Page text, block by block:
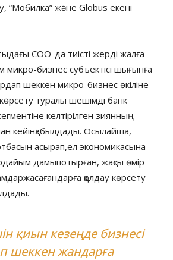
“Мобилка” және Globus екені
СОО-да тиісті жерді жалға
микро-бизнес субъектісі шығынға
шеккен микро-бизнес өкіліне
туралы шешімді банк
келтірілген зиянның
кейінқабылдады. Осылайша,
асырап,ел экономикасына
дамыпотырған, жақсы өмір
қолдау көрсету
қиын кезеңде бизнесі
шеккен жандарға